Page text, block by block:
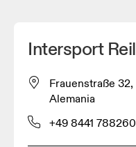
Intersport
Frauenstraße
Alemania
+49 8441 788260